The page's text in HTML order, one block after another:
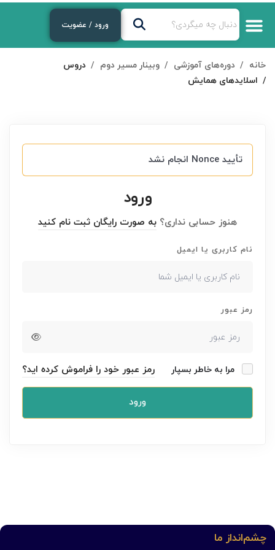
ورود / عضویت
خانه دوره‌های آموزشی وبینار مسیر دوم
دروس
اسلایدهای همایش
تأیید Nonce انجام نشد
ورود
هنوز حسابی نداری؟ به صورت رایگان ثبت نام کنید
نام کاربری یا ایمیل
رمز عبور
مرا به خاطر بسپار رمز عبور خود را فراموش کرده اید؟
ورود
چشم‌انداز ما